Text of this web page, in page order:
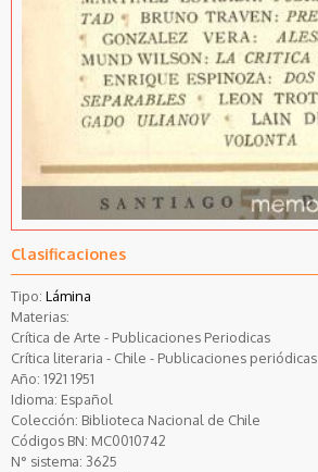
Clasificaciones
Tipo: Lámina
Materias:
Crítica de Arte - Publicaciones Periodicas
Crítica literaria - Chile - Publicaciones periódicas
Año: 1921 1951
Idioma: Español
Colección: Biblioteca Nacional de Chile
Códigos BN: MC0010742
N° sistema: 3625